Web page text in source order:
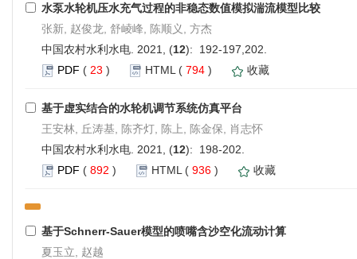
水泵水轮机压水充气过程的非稳态数值模拟湍流模型比较
张新, 赵俊龙, 舒崚峰, 陈顺义, 方杰
中国农村水利水电. 2021, (12): 192-197,202.
PDF ( 23 ) HTML ( 794 ) 收藏
基于虚实结合的水轮机调节系统仿真平台
王安林, 丘涛基, 陈齐灯, 陈上, 陈金保, 肖志怀
中国农村水利水电. 2021, (12): 198-202.
PDF ( 892 ) HTML ( 936 ) 收藏
基于Schnerr-Sauer模型的喷嘴含沙空化流动计算
夏玉立, 赵越